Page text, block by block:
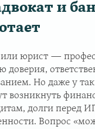
и
или юрист —
доверия,
Но даже у
возникнуть
долги перед
Вопрос